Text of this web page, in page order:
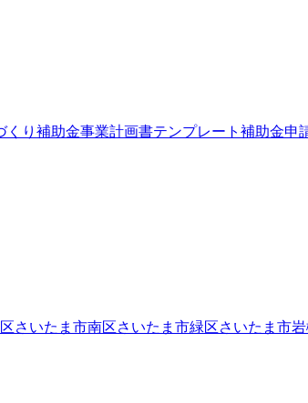
くり補助金事業計画書テンプレート 補助金申
さいたま市南区さいたま市緑区さいたま市